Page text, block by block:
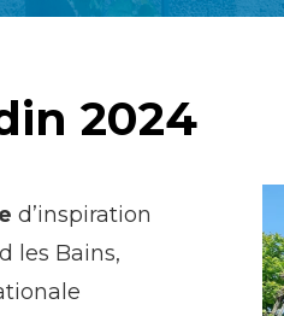
2024
d’inspiration
les Bains,